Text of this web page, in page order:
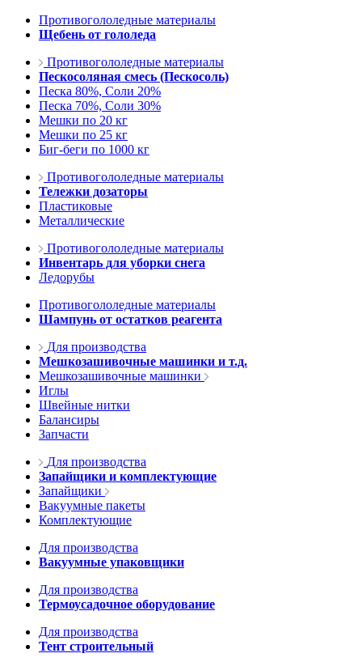
Противогололедные материалы
Щебень от гололеда
Противогололедные материалы
Пескосоляная смесь (Пескосоль)
Песка 80%, Соли 20%
Песка 70%, Соли 30%
Мешки по 20 кг
Мешки по 25 кг
Биг-беги по 1000 кг
Противогололедные материалы
Тележки дозаторы
Пластиковые
Металлические
Противогололедные материалы
Инвентарь для уборки снега
Ледорубы
Противогололедные материалы
Шампунь от остатков реагента
Для производства
Мешкозашивочные машинки и т.д.
Мешкозашивочные машинки
Иглы
Швейные нитки
Балансиры
Запчасти
Для производства
Запайщики и комплектующие
Запайщики
Вакуумные пакеты
Комплектующие
Для производства
Вакуумные упаковщики
Для производства
Термоусадочное оборудование
Для производства
Тент строительный